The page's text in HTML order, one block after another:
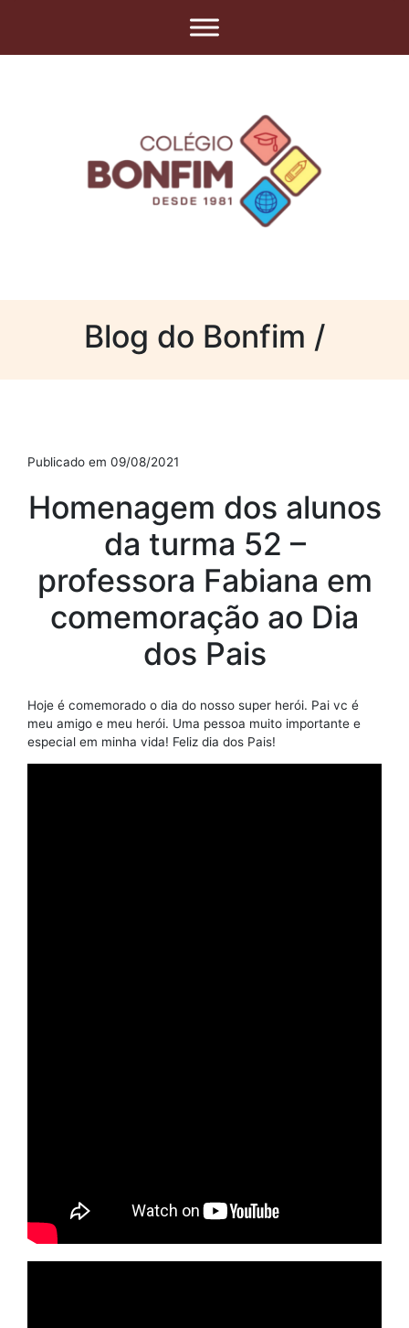
Blog do Bonfim /
Publicado em 09/08/2021
Homenagem dos alunos
da turma 52 –
professora Fabiana em
comemoração ao Dia
dos Pais
Hoje é comemorado o dia do nosso super herói. Pai vc é
meu amigo e meu herói. Uma pessoa muito importante e
especial em minha vida! Feliz dia dos Pais!